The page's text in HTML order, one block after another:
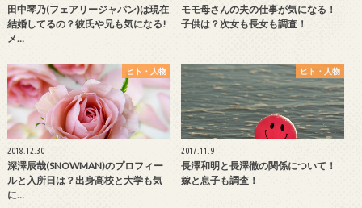
田中琴乃(フェアリージャパン)は現在
結婚してるの？彼氏や兄も気になる!
メ…
モモ母さんの夫の仕事が気になる！
子供は？次女も長女も調査！
ヒト・人物
2018.12.30
深澤辰哉(SNOWMAN)のプロフィー
ルと入所日は？出身高校と大学も気
に…
ヒト・人物
2017.11.9
長澤和明と長澤徹の関係について！
嫁と息子も調査！